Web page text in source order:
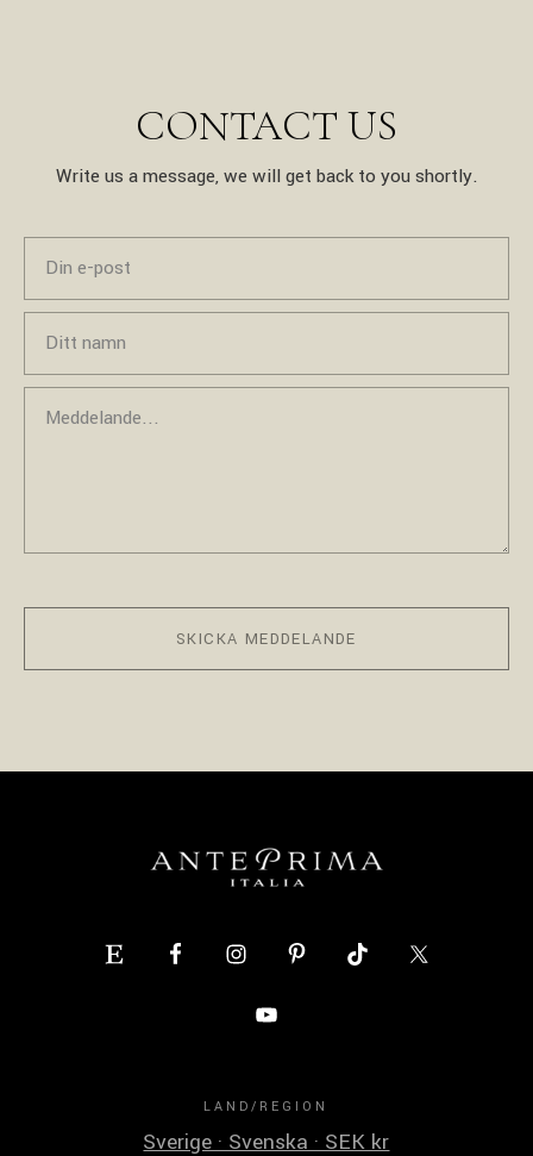
CONTACT US
Write us a message, we will get back to you shortly.
SKICKA MEDDELANDE
LAND/REGION
Sverige · Svenska · SEK kr